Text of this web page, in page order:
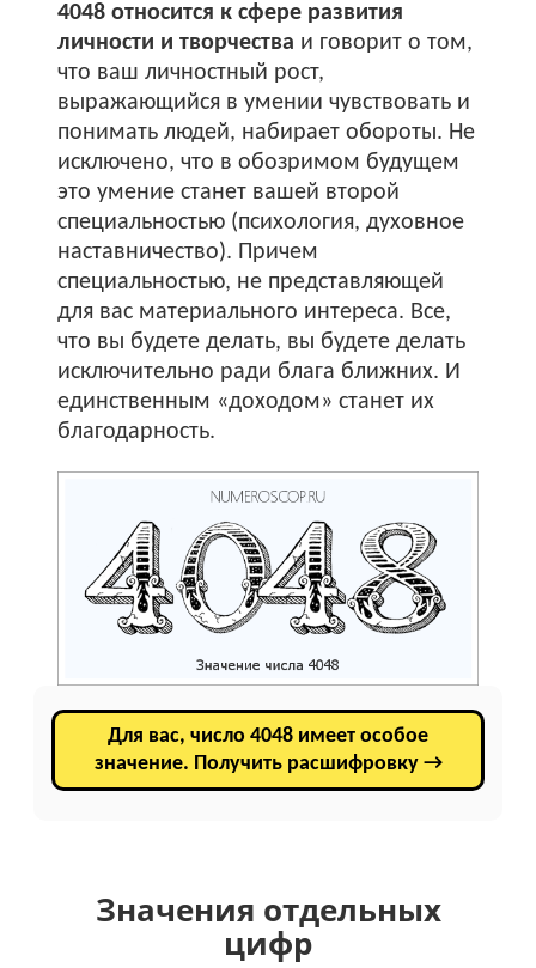
4048 относится к сфере развития
личности и творчества и говорит о том,
что ваш личностный рост,
выражающийся в умении чувствовать и
понимать людей, набирает обороты. Не
исключено, что в обозримом будущем
это умение станет вашей второй
специальностью (психология, духовное
наставничество). Причем
специальностью, не представляющей
для вас материального интереса. Все,
что вы будете делать, вы будете делать
исключительно ради блага ближних. И
единственным «доходом» станет их
благодарность.
Для вас, число 4048 имеет особое
значение. Получить расшифровку →
Значения отдельных
цифр